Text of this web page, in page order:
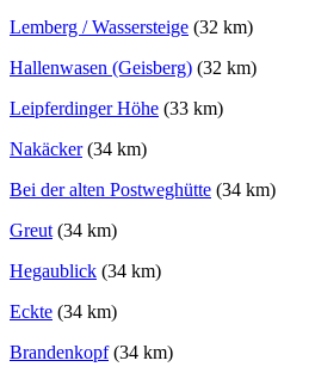
Lemberg / Wassersteige (32 km)
Hallenwasen (Geisberg) (32 km)
Leipferdinger Höhe (33 km)
Nakäcker(34 km)
Bei der alten Postweghütte (34 km)
Greut(34 km)
Hegaublick (34 km)
Eckte (34 km)
Brandenkopf(34 km)